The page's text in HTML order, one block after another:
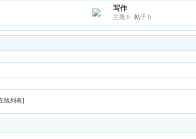
写作
主题:0 帖子:0
线列表]